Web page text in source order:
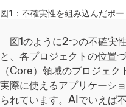
図1：不確実性を組み込んだポ
図1のように2つの不確実
と、各プロジェクトの位置
（Core）領域のプロジェク
実際に使えるアプリケーシ
られています。AIでいえば